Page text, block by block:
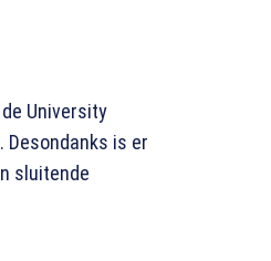
University
Desondanks is er
sluitende